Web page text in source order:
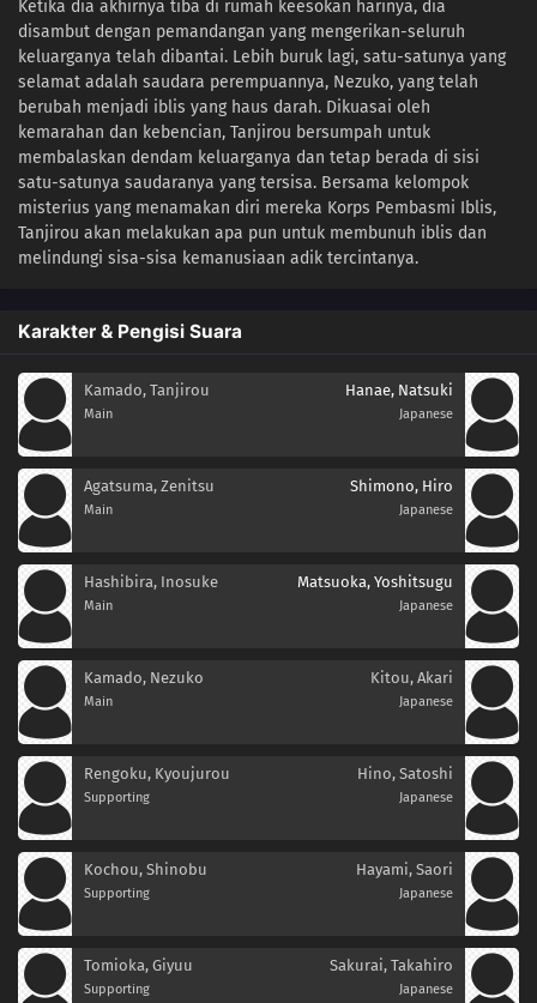
Ketika dia akhirnya tiba di rumah keesokan harinya, dia
disambut dengan pemandangan yang mengerikan-seluruh
keluarganya telah dibantai. Lebih buruk lagi, satu-satunya yang
selamat adalah saudara perempuannya, Nezuko, yang telah
berubah menjadi iblis yang haus darah. Dikuasai oleh
kemarahan dan kebencian, Tanjirou bersumpah untuk
membalaskan dendam keluarganya dan tetap berada di sisi
satu-satunya saudaranya yang tersisa. Bersama kelompok
misterius yang menamakan diri mereka Korps Pembasmi Iblis,
Tanjirou akan melakukan apa pun untuk membunuh iblis dan
melindungi sisa-sisa kemanusiaan adik tercintanya.
Karakter & Pengisi Suara
Kamado, Tanjirou
Main
Hanae, Natsuki
Japanese
Agatsuma, Zenitsu
Main
Shimono, Hiro
Japanese
Hashibira, Inosuke
Main
Matsuoka, Yoshitsugu
Japanese
Kamado, Nezuko
Main
Kitou, Akari
Japanese
Rengoku, Kyoujurou
Supporting
Hino, Satoshi
Japanese
Kochou, Shinobu
Supporting
Hayami, Saori
Japanese
Tomioka, Giyuu
Supporting
Sakurai, Takahiro
Japanese